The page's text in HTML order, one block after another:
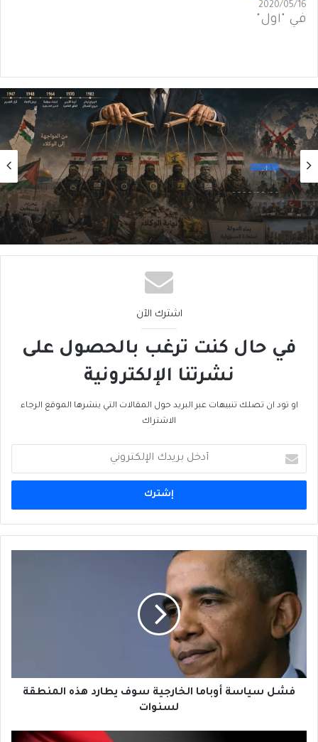
2020/05/16
في "أول"
رأي
2026/08/06
سقوطُ “الأذرُع”: هل انتهى زمنُ الوكلاء؟
اشترك الآن
في حال كنت ترغب بالحصول على
نشرتنا الإلكترونية
او تود ان تصلك تنبيهات عبر البريد حول المقالات التي ينشرها الموقع الرجاء
الاشتراك
بريدك
الإلكتروني
فشل
سياسة
أوباما
الخارجية
سوف
يطارد
المنطقة
لسنوات
فشل سياسة أوباما الخارجية سوف يطارد هذه المنطقة
لسنوات